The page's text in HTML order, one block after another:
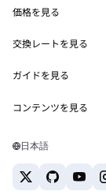
MetaMask
Snaps
Web3サービス
セキュリティ
サポート
キャリア
お問い合わせ
価格を見る
イーサリアムの価格
Solanaの価格
Tetherの価格
交換レートを見る
ETH→USD
USDT→INR
BTC→INR
ETH→USDT
ガイドを見る
ETHの購入
USDTの購入
コンテンツを見る
Solanaウォレット
日本語